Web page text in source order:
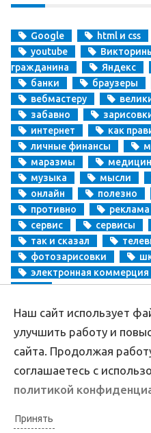
Google html и css
youtube
гражданина
Яндекс
банки
браузеры
вебмастеру
забавно
интернет
как
личные финансы
маразмы
музыка
мысли
онлайн
полезно
противно
реклама
сервис
сервисы
так и сказал
фотозарисовки
электронная коммерция
деньги
CopyrightAprikablog.ru © Все
Наш сайт использует
улучшить работу и
сайта. Продолжая
соглашаетесь с
политикой
Принять